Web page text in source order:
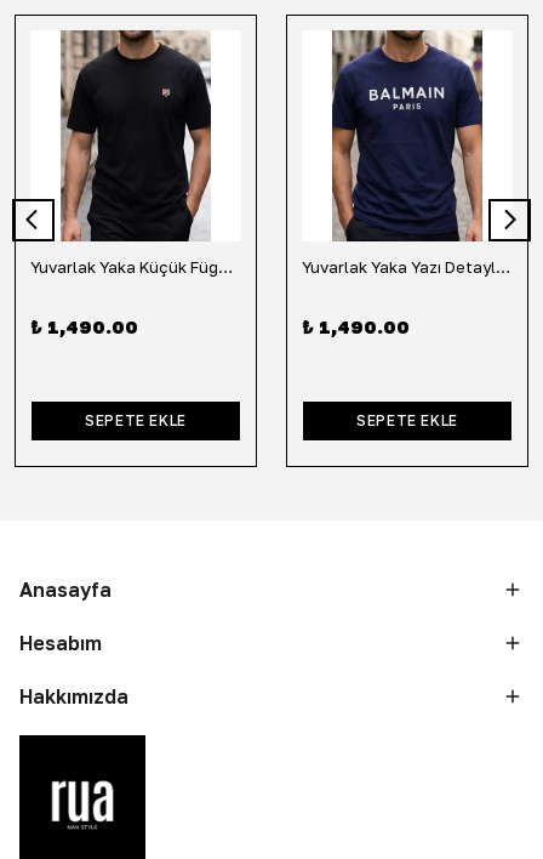
Yuvarlak Yaka Küçük Fügür Detaylı Tişört-Siyah
₺ 1,490.00
SEPETE EKLE
Yuvarlak Yaka Yazı Detaylı Tişört-Lacivert
₺ 1,490.00
SEPETE EKLE
Anasayfa
Hesabım
Hakkımızda